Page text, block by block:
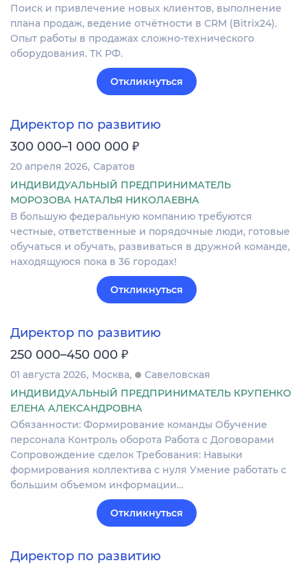
Поиск и привлечение новых клиентов, выполнение
плана продаж, ведение отчётности в CRM (Bitrix24).
Опыт работы в продажах сложно-технического
оборудования. ТК РФ.
Откликнуться
Директор по развитию
300 000–1 000 000 ₽
20 апреля 2026 Саратов
ИНДИВИДУАЛЬНЫЙ ПРЕДПРИНИМАТЕЛЬ
МОРОЗОВА НАТАЛЬЯ НИКОЛАЕВНА
В большую федеральную компанию требуются
честные, ответственные и порядочные люди, готовые
обучаться и обучать, развиваться в дружной команде,
находящуюся пока в 36 городах!
Откликнуться
Директор по развитию
250 000–450 000 ₽
01 августа 2026 Москва
Савеловская
ИНДИВИДУАЛЬНЫЙ ПРЕДПРИНИМАТЕЛЬ КРУПЕНКО
ЕЛЕНА АЛЕКСАНДРОВНА
Обязанности: Формирование команды Обучение
персонала Контроль оборота Работа с Договорами
Сопровождение сделок Требования: Навыки
формирования коллектива с нуля Умение работать с
большим объемом информации…
Откликнуться
Директор по развитию